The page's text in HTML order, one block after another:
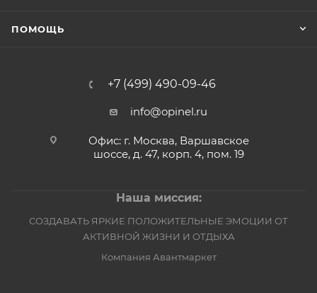
ПОМОЩЬ
+7 (499) 490-09-46
info@opinel.ru
Офис: г. Москва, Варшавское
шоссе, д. 47, корп. 4, пом. 19
Наша миссия:
СОЗДАВАТЬ ЯРКИЕ ПОЛОЖИТЕЛЬНЫЕ ЭМОЦИИ ОТ
АКТИВНОЙ ЖИЗНИ И ОТДЫХА
Компания Авантмаркет